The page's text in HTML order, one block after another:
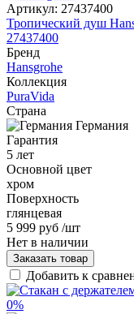
Артикул: 27437400
Тропический душ
27437400
Бренд
Hansgrohe
Коллекция
PuraVida
Страна
Германия
Гарантия
5 лет
Основной цвет
хром
Поверхность
глянцевая
5 999 руб /шт
Нет в наличии
Заказать товар
Добавить к
0%